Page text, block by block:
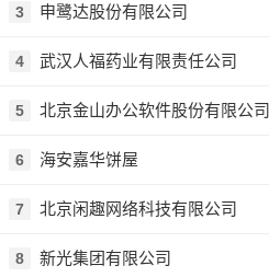
3 申鹭达股份有限公司
4 武汉人福药业有限责任公司
5 北京金山办公软件股份有限公司
6 海安嘉华饼屋
7 北京闲趣网络科技有限公司
8 新光集团有限公司